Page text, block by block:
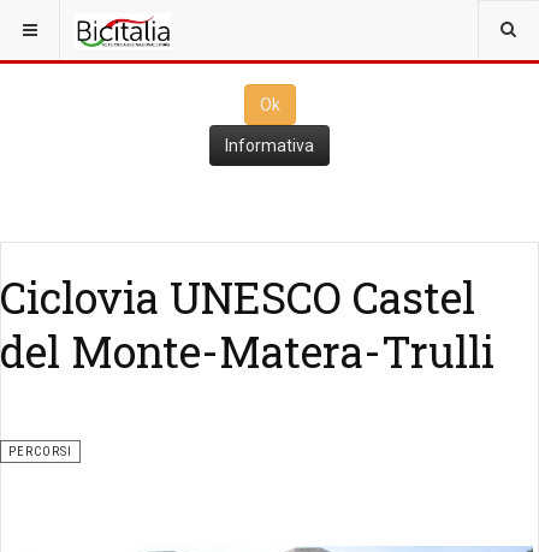
Questo sito utilizza i
Ok
Ok
Informativa
Ciclovia UNESCO Castel
del Monte-Matera-Trulli
PERCORSI